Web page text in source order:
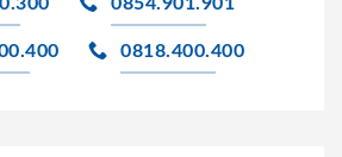
0854.901.901
0818.400.400